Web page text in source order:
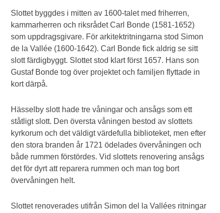
Slottet byggdes i mitten av 1600-talet med friherren,
kammarherren och riksrådet Carl Bonde (1581-1652)
som uppdragsgivare. För arkitektritningarna stod Simon
de la Vallée (1600-1642). Carl Bonde fick aldrig se sitt
slott färdigbyggt. Slottet stod klart först 1657. Hans son
Gustaf Bonde tog över projektet och familjen flyttade in
kort därpå.
Hässelby slott hade tre våningar och ansågs som ett
ståtligt slott. Den översta våningen bestod av slottets
kyrkorum och det väldigt värdefulla biblioteket, men efter
den stora branden år 1721 ödelades övervåningen och
både rummen förstördes. Vid slottets renovering ansågs
det för dyrt att reparera rummen och man tog bort
övervåningen helt.
Slottet renoverades utifrån Simon del la Vallées ritningar